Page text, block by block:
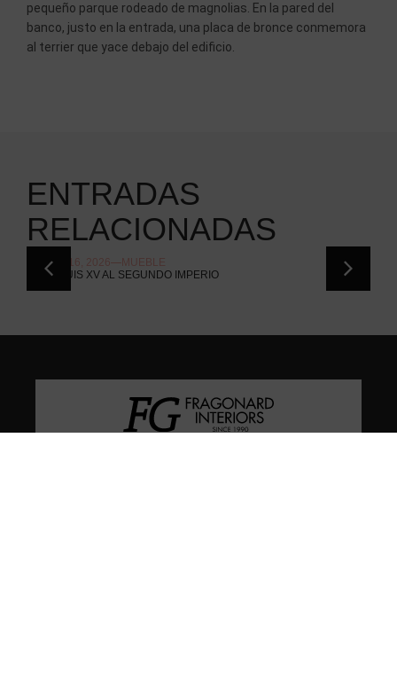
pequeño parque rodeado de magnolias. En la pared del
banco, justo en la entrada, una placa de bronce conmemora
al terrier que yace debajo del edificio.
ENTRADAS
RELACIONADAS
JULIO 16, 2026
MUEBLE
DEL LUIS XV AL SEGUNDO IMPERIO